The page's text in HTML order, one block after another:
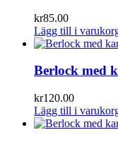
kr85.00
Lägg till i
Berlock med
kr120.00
Lägg till i